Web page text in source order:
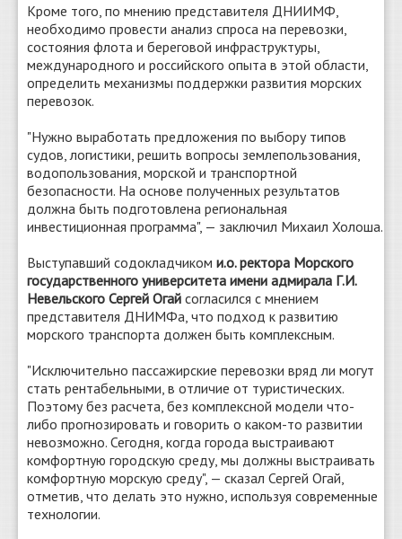
Кроме того, по мнению представителя ДНИИМФ,
необходимо провести анализ спроса на перевозки,
состояния флота и береговой инфраструктуры,
международного и российского опыта в этой области,
определить механизмы поддержки развития морских
перевозок.
"Нужно выработать предложения по выбору типов
судов, логистики, решить вопросы землепользования,
водопользования, морской и транспортной
безопасности. На основе полученных результатов
должна быть подготовлена региональная
инвестиционная программа", — заключил Михаил Холоша.
Выступавший содокладчиком и.о. ректора Морского
государственного университета имени адмирала Г.И.
Невельского Сергей Огай согласился с мнением
представителя ДНИМФа, что подход к развитию
морского транспорта должен быть комплексным.
"Исключительно пассажирские перевозки вряд ли могут
стать рентабельными, в отличие от туристических.
Поэтому без расчета, без комплексной модели что-
либо прогнозировать и говорить о каком-то развитии
невозможно. Сегодня, когда города выстраивают
комфортную городскую среду, мы должны выстраивать
комфортную морскую среду", — сказал Сергей Огай,
отметив, что делать это нужно, используя современные
технологии.